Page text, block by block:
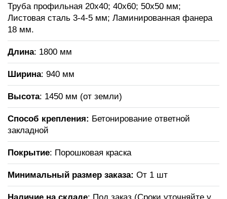
Труба профильная 20х40; 40х60; 50х50 мм;
Листовая сталь 3-4-5 мм; Ламинированная фанера
18 мм.
Длина: 1800 мм
Ширина: 940 мм
Высота: 1450 мм (от земли)
Способ крепления: Бетонирование ответной
закладной
Покрытие: Порошковая краска
Минимальный размер заказа: От 1 шт